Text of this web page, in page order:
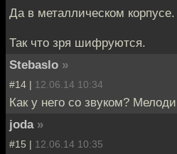
Да в металлическом
Так что зря шифруются.
Stebaslo »
#14 | 12.06.14 10:34
Как у него со звуком?
joda »
#15 | 12.06.14 10:35